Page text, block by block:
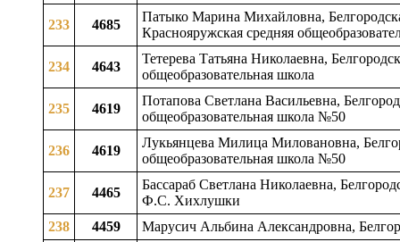
233 4685
Патыко Марина Михайловна,
Краснояружская средняя
234 4643
Тетерева Татьяна Николаевна,
общеобразовательная школа
235 4619
Потапова Светлана Васильевна,
общеобразовательная школа №50
236 4619
Лукьянцева Милица Миловановна,
общеобразовательная школа №50
237 4465
Бассараб Светлана Николаевна,
Ф.С. Хихлушки
238
4459 Марусич Альбина Александровна,